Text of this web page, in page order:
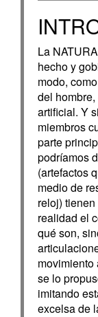
La
hecho y
modo,
del
artificial. Y
miembros
parte
podríamos
(artefactos
medio de
reloj)
realidad el
qué son,
movimiento
se lo
imitando
excelsa de